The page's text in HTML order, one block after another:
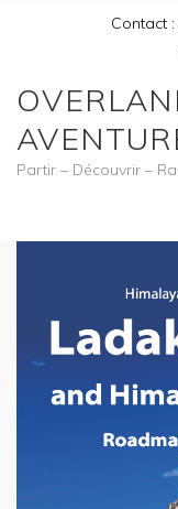
Contact
Partir – Découvrir –